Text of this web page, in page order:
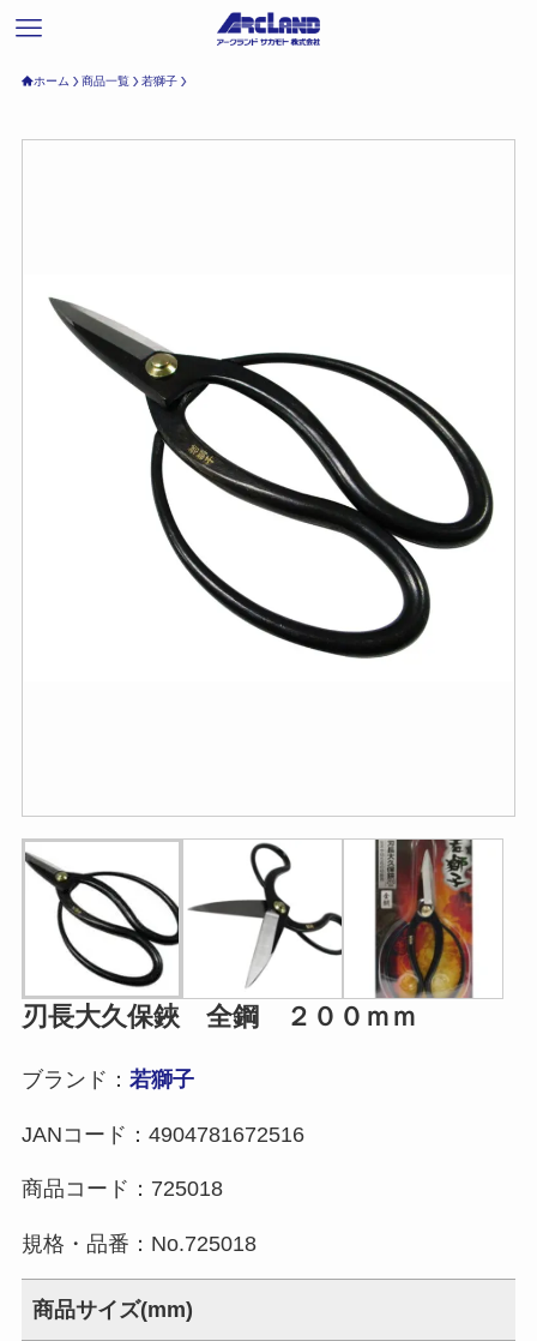
ホーム 商品一覧 若獅子
刃長大久保鋏 全鋼 ２００ｍｍ
ブランド： 若獅子
JANコード： 4904781672516
商品コード： 725018
規格・品番： No.725018
商品サイズ(mm)